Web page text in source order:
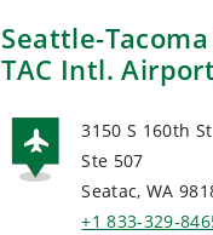
Seattle-Tacoma
TAC Intl. Airport
3150 S 160th St
Ste 507
Seatac, WA
+1 833-329-